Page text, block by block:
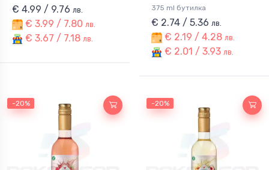
€ 4.99 / 9.76 лв.
€ 3.99 / 7.80 лв.
€ 3.67 / 7.18 лв.
375 ml бутилка
€ 2.74 / 5.36 лв.
€ 2.19 / 4.28 лв.
€ 2.01 / 3.93 лв.
-20% -20%